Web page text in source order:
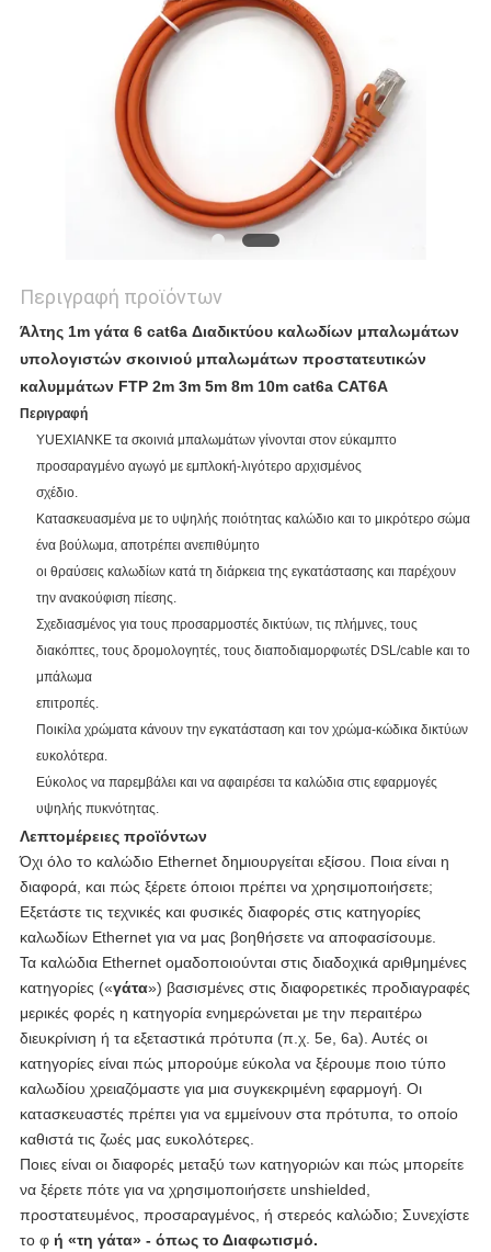
Περιγραφή προϊόντων
Άλτης 1m γάτα 6 cat6a Διαδικτύου καλωδίων μπαλωμάτων
υπολογιστών σκοινιού μπαλωμάτων προστατευτικών
καλυμμάτων FTP 2m 3m 5m 8m 10m cat6a CAT6A
Περιγραφή
YUEXIANKE τα σκοινιά μπαλωμάτων γίνονται στον εύκαμπτο
προσαραγμένο αγωγό με εμπλοκή-λιγότερο αρχισμένος
σχέδιο.
Κατασκευασμένα με το υψηλής ποιότητας καλώδιο και το μικρότερο σώμα
ένα βούλωμα, αποτρέπει ανεπιθύμητο
οι θραύσεις καλωδίων κατά τη διάρκεια της εγκατάστασης και παρέχουν
την ανακούφιση πίεσης.
Σχεδιασμένος για τους προσαρμοστές δικτύων, τις πλήμνες, τους
διακόπτες, τους δρομολογητές, τους διαποδιαμορφωτές DSL/cable και το
μπάλωμα
επιτροπές.
Ποικίλα χρώματα κάνουν την εγκατάσταση και τον χρώμα-κώδικα δικτύων
ευκολότερα.
Εύκολος να παρεμβάλει και να αφαιρέσει τα καλώδια στις εφαρμογές
υψηλής πυκνότητας.
Λεπτομέρειες προϊόντων
Όχι όλο το καλώδιο Ethernet δημιουργείται εξίσου. Ποια είναι η
διαφορά, και πώς ξέρετε όποιοι πρέπει να χρησιμοποιήσετε;
Εξετάστε τις τεχνικές και φυσικές διαφορές στις κατηγορίες
καλωδίων Ethernet για να μας βοηθήσετε να αποφασίσουμε.
Τα καλώδια Ethernet ομαδοποιούνται στις διαδοχικά αριθμημένες
κατηγορίες («γάτα») βασισμένες στις διαφορετικές προδιαγραφές
μερικές φορές η κατηγορία ενημερώνεται με την περαιτέρω
διευκρίνιση ή τα εξεταστικά πρότυπα (π.χ. 5e, 6a). Αυτές οι
κατηγορίες είναι πώς μπορούμε εύκολα να ξέρουμε ποιο τύπο
καλωδίου χρειαζόμαστε για μια συγκεκριμένη εφαρμογή. Οι
κατασκευαστές πρέπει για να εμμείνουν στα πρότυπα, το οποίο
καθιστά τις ζωές μας ευκολότερες.
Ποιες είναι οι διαφορές μεταξύ των κατηγοριών και πώς μπορείτε
να ξέρετε πότε για να χρησιμοποιήσετε unshielded,
προστατευμένος, προσαραγμένος, ή στερεός καλώδιο; Συνεχίστε
το φ ή «τη γάτα» - όπως το Διαφωτισμό.